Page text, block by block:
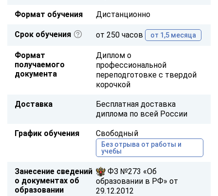
Формат обучения Дистанционно
Срок обучения от 250 часов от 1,5 месяца
Формат
получаемого
документа
Диплом о
профессиональной
переподготовке с твердой
корочкой
Доставка
Бесплатная доставка
диплома по всей России
График обучения Свободный
Без отрыва от работы и
учебы
Занесение сведений
о документах об
образовании
ФЗ №273 «Об
образовании в РФ» от
29.12.2012